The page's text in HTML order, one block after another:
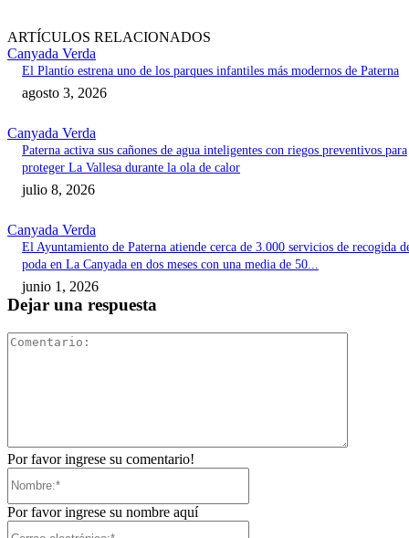
ARTÍCULOS RELACIONADOS
Canyada Verda
El Plantío estrena uno de los parques infantiles más modernos de Paterna
agosto 3, 2026
Canyada Verda
Paterna activa sus cañones de agua inteligentes con riegos preventivos para
proteger La Vallesa durante la ola de calor
julio 8, 2026
Canyada Verda
El Ayuntamiento de Paterna atiende cerca de 3.000 servicios de recogida
poda en La Canyada en dos meses con una media de 50...
junio 1, 2026
Dejar una respuesta
Por favor ingrese su comentario!
Por favor ingrese su nombre aquí